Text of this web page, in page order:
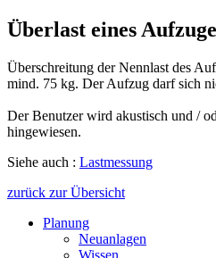
Überlast eines
Überschreitung der Nennlast des
mind. 75 kg. Der Aufzug darf sich
Der Benutzer wird akustisch und /
hingewiesen.
Siehe auch : Lastmessung
zurück zur Übersicht
Planung
Neuanlagen
Wissen